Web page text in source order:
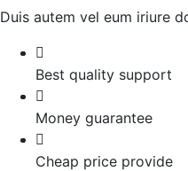
Duis autem vel eum iriure
Best quality support
Money guarantee
Cheap price provide